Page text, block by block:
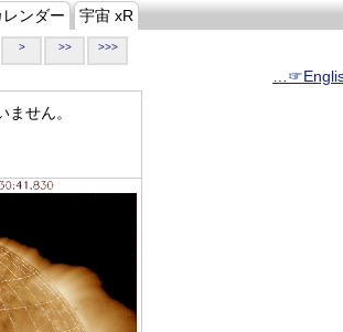
ンダー 宇宙 xR
> >> >>>
ません。